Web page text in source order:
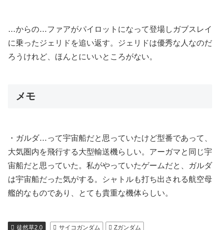
…からの…ファアがパイロットになって登場しガブスレイ
に乗ったジェリドを追い返す。ジェリドは優秀な人なのだ
ろうけれど、ほんとにいいところがない。
メモ
・ガルダ…って宇宙船だと思っていたけど型番であって、
大気圏内を飛行する大型輸送機らしい。アーガマと同じ宇
宙船だと思っていた。私がやっていたゲームだと、ガルダ
は宇宙船だった気がする。シャトルも打ち出される航空母
艦的なものであり、とても貴重な機体らしい。
徒然草2.0 サイコガンダム Zガンダム